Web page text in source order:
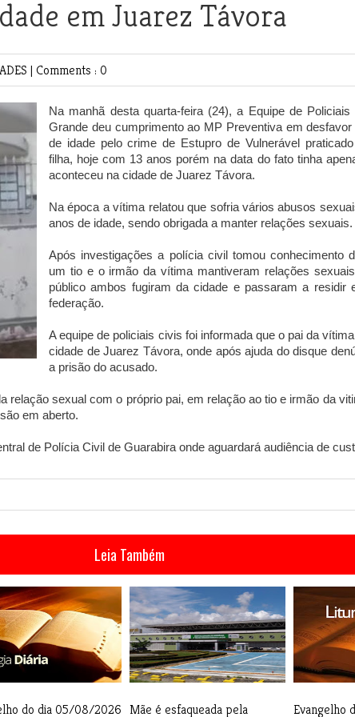
em Juarez Távora
| Comments : 0
Na manhã desta quarta-feira (24), a Equipe de
Grande deu cumprimento ao MP Preventiva em
de idade pelo crime de Estupro de Vulnerável
filha, hoje com 13 anos porém na data do fato tinha
aconteceu na cidade de Juarez Távora.
Na época a vítima relatou que sofria vários abusos
anos de idade, sendo obrigada a manter relações sexuais.
Após investigações a polícia civil tomou conhecimento
um tio e o irmão da vítima mantiveram relações
público ambos fugiram da cidade e passaram a residir
federação.
A equipe de policiais civis foi informada que o pai da
cidade de Juarez Távora, onde após ajuda do disque
a prisão do acusado.
relação sexual com o próprio pai, em relação ao tio e irmão da
em aberto.
de Polícia Civil de Guarabira onde aguardará audiência de
Leia Também
do dia 05/08/2026 Mãe é esfaqueada pela
Evangelho